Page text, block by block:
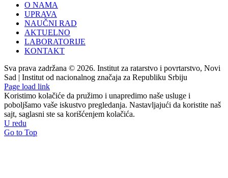
O NAMA
UPRAVA
NAUČNI RAD
AKTUELNO
LABORATORIJE
KONTAKT
Sva prava zadržana © 2026. Institut za ratarstvo i povrtarstvo, Novi
Sad | Institut od nacionalnog značaja za Republiku Srbiju
Page load link
Koristimo kolačiće da pružimo i unapredimo naše usluge i
poboljšamo vaše iskustvo pregledanja. Nastavljajući da koristite naš
sajt, saglasni ste sa korišćenjem kolačića.
U redu
Go to Top